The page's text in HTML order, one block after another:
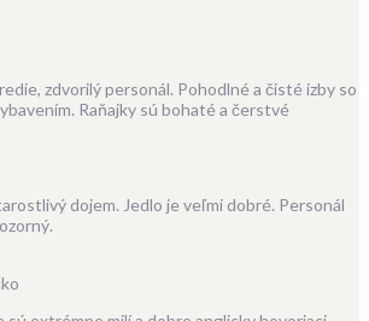
zdvorilý personál. Pohodlné a čisté izby so
Raňajky sú bohaté a čerstvé
dojem. Jedlo je veľmi dobré. Personál